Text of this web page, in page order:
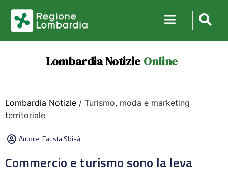
Lombardia Notizie Online
Lombardia Notizie / Turismo, moda e marketing
territoriale
Autore:Fausta Sbisà
Commercio e turismo sono la leva